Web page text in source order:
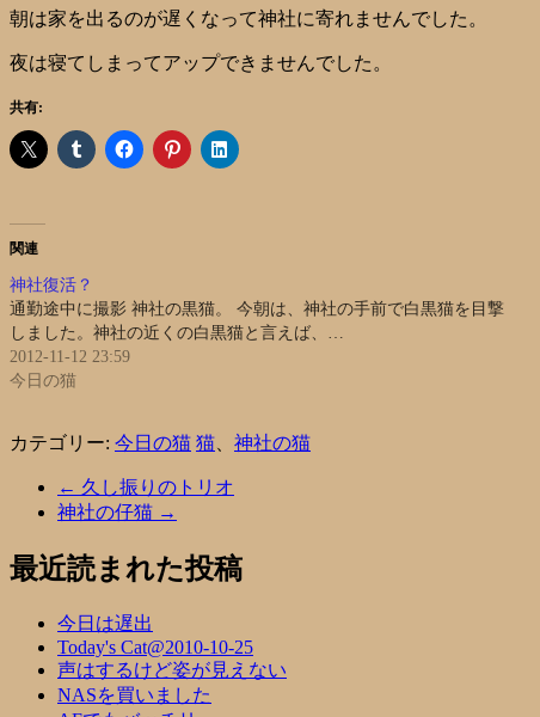
朝は家を出るのが遅くなって神社に寄れませんでした。
夜は寝てしまってアップできませんでした。
共有:
関連
神社復活？
通勤途中に撮影 神社の黒猫。 今朝は、神社の手前で白黒猫を目撃
しました。神社の近くの白黒猫と言えば、…
2012-11-12 23:59
今日の猫
カテゴリー: 今日の猫 猫 神社の猫
← 久し振りのトリオ
神社の仔猫 →
最近読まれた投稿
今日は遅出
Today's Cat@2010-10-25
声はするけど姿が見えない
NASを買いました